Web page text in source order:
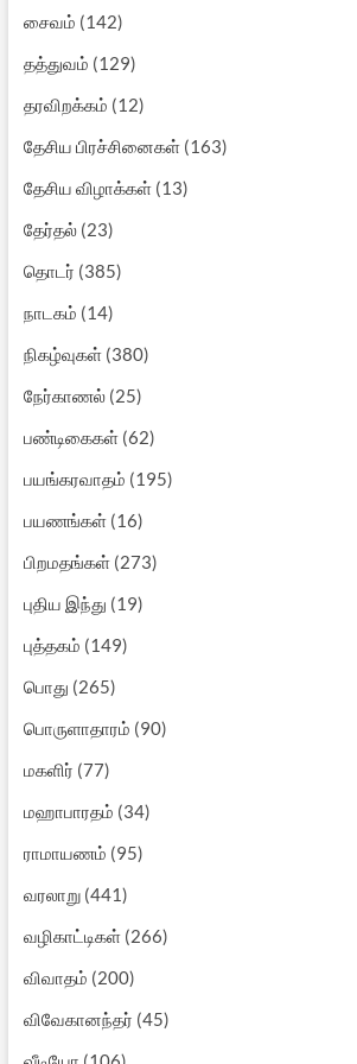
சைவம் (142)
தத்துவம் (129)
தரவிறக்கம் (12)
தேசிய பிரச்சினைகள்(163)
தேசிய விழாக்கள்(13)
தேர்தல்(23)
தொடர் (385)
நாடகம் (14)
நிகழ்வுகள்(380)
நேர்காணல்(25)
பண்டிகைகள்(62)
பயங்கரவாதம் (195)
பயணங்கள்(16)
பிறமதங்கள்(273)
புதிய இந்து (19)
புத்தகம் (149)
பொது (265)
பொருளாதாரம் (90)
மகளிர் (77)
மஹாபாரதம் (34)
ராமாயணம் (95)
வரலாறு(441)
வழிகாட்டிகள்(266)
விவாதம் (200)
விவேகானந்தர் (45)